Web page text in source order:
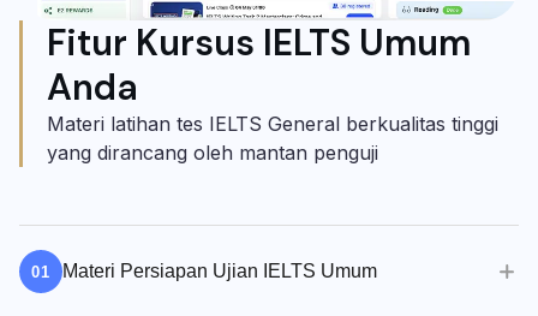
Fitur Kursus IELTS Umum
Anda
Materi latihan tes IELTS General berkualitas tinggi
yang dirancang oleh mantan penguji
01 Materi Persiapan Ujian IELTS Umum